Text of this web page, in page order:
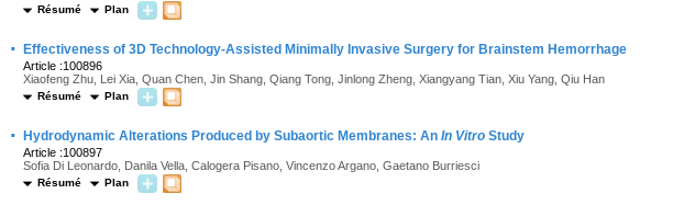
Résumé Plan
· Effectiveness of 3D Technology-Assisted Minimally Invasive Surgery for Brainstem Hemorrhage
Article :100896
Xiaofeng Zhu, Lei Xia, Quan Chen, Jin Shang, Qiang Tong, Jinlong Zheng, Xiangyang Tian, Xiu Yang, Qiu Han
Résumé Plan
· Hydrodynamic Alterations Produced by Subaortic Membranes: An In Vitro Study
Article :100897
Sofia Di Leonardo, Danila Vella, Calogera Pisano, Vincenzo Argano, Gaetano Burriesci
Résumé Plan